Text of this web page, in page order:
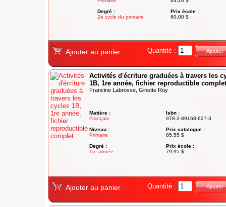
Degré :
2e cycle du primaire
Prix école :
60,00 $
Ajouter au panier Quantité : Ajouter
Activités d'écriture graduées à travers les
1B, 1re année, fichier reproductible complet
Francine Labrosse, Ginette Roy
Matière :
Français
Niveau :
Primaire
Degré :
1re année
Isbn :
978-2-89168-627-3
Prix catalogue :
85,55 $
Prix école :
79,95 $
Ajouter au panier Quantité : Ajouter